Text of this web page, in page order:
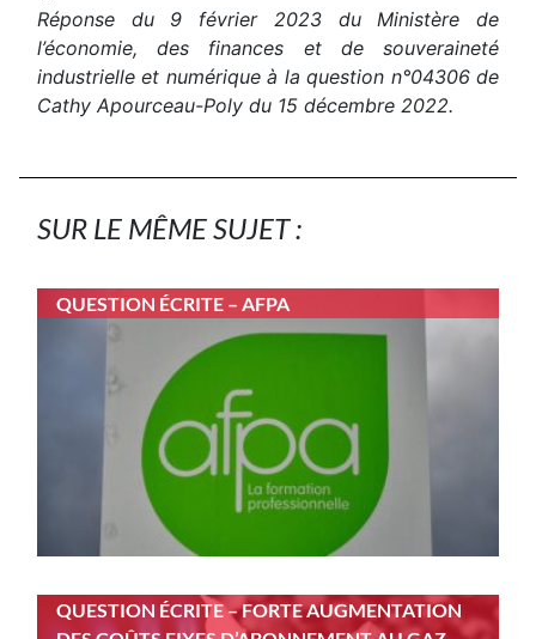
Réponse du 9 février 2023 du Ministère de
l’économie, des finances et de souveraineté
industrielle et numérique à la question n°04306 de
Cathy Apourceau-Poly du 15 décembre 2022.
SUR LE MÊME SUJET :
QUESTION ÉCRITE – AFPA
QUESTION ÉCRITE – FORTE AUGMENTATION